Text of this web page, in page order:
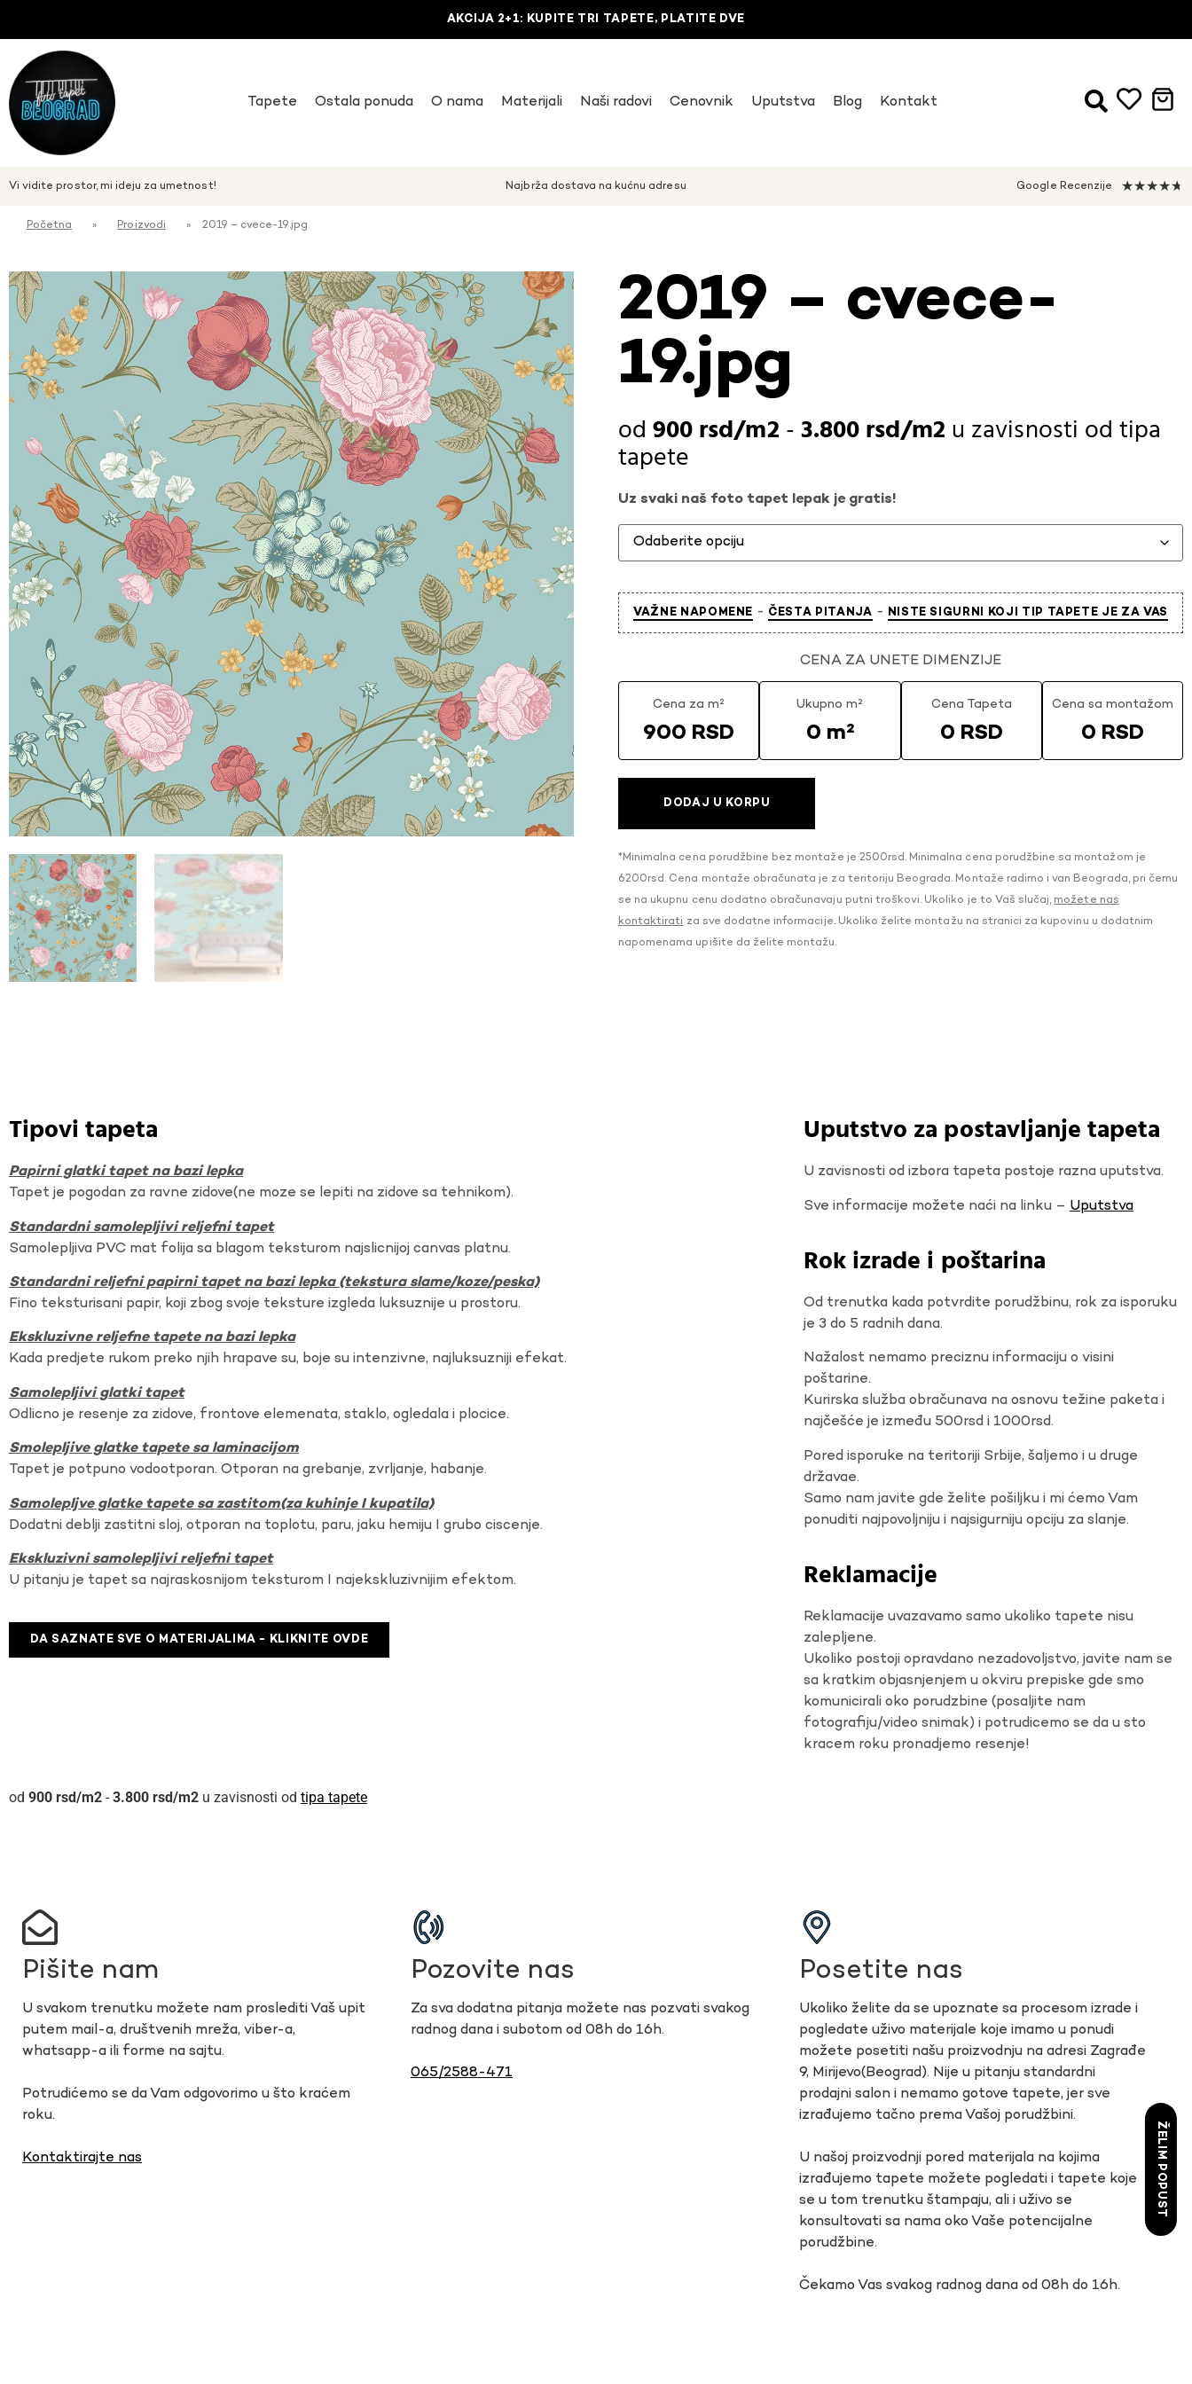
AKCIJA 2+1: KUPITE TRI TAPETE, PLATITE DVE
Tapete Ostala ponuda O nama Materijali Naši radovi Cenovnik Uputstva Blog Kontakt
Vi vidite prostor, mi ideju za umetnost! Najbrža dostava na kućnu adresu Google Recenzije ★★★★★
Početna » Proizvodi » 2019 – cvece-19.jpg
2019 – cvece-
19.jpg
900rsd -3.800rsd u zavisnosti od tipa
tapete
Uz svaki naš foto tapet lepak je gratis!
VAŽNE NAPOMENE - ČESTA PITANJA - NISTE SIGURNI KOJI TIP TAPETE JE ZA VAS
CENA ZA UNETE DIMENZIJE
Cena za m²
900 RSD
Ukupno m²
0 m²
Cena Tapeta
0 RSD
Cena sa montažom
0 RSD
DODAJ U KORPU
*Minimalna cena porudžbine bez montaže je 2500rsd. Minimalna cena porudžbine sa montažom je
6200rsd. Cena montaže obračunata je za teritoriju Beograda. Montaže radimo i van Beograda, pri čemu
se na ukupnu cenu dodatno obračunavaju putni troškovi. Ukoliko je to Vaš slučaj, možete nas
kontaktirati za sve dodatne informacije. Ukoliko želite montažu na stranici za kupovinu u dodatnim
napomenama upišite da želite montažu.
Tipovi tapeta
Papirni glatki tapet na bazi lepka
Tapet je pogodan za ravne zidove(ne moze se lepiti na zidove sa tehnikom).
Standardni samolepljivi reljefni tapet
Samolepljiva PVC mat folija sa blagom teksturom najslicnijoj canvas platnu.
Standardni reljefni papirni tapet na bazi lepka (tekstura slame/koze/peska)
Fino teksturisani papir, koji zbog svoje teksture izgleda luksuznije u prostoru.
Ekskluzivne reljefne tapete na bazi lepka
Kada predjete rukom preko njih hrapave su, boje su intenzivne, najluksuzniji efekat.
Samolepljivi glatki tapet
Odlicno je resenje za zidove, frontove elemenata, staklo, ogledala i plocice.
Smolepljive glatke tapete sa laminacijom
Tapet je potpuno vodootporan. Otporan na grebanje, zvrljanje, habanje.
Samolepljve glatke tapete sa zastitom(za kuhinje I kupatila)
Dodatni deblji zastitni sloj, otporan na toplotu, paru, jaku hemiju I grubo ciscenje.
Ekskluzivni samolepljivi reljefni tapet
U pitanju je tapet sa najraskosnijom teksturom I najekskluzivnijim efektom.
DA SAZNATE SVE O MATERIJALIMA - KLIKNITE OVDE
Uputstvo za postavljanje tapeta
U zavisnosti od izbora tapeta postoje razna uputstva.
Sve informacije možete naći na linku – Uputstva
Rok izrade i poštarina
Od trenutka kada potvrdite porudžbinu, rok za isporuku
je 3 do 5 radnih dana.
Nažalost nemamo preciznu informaciju o visini
poštarine.
Kurirska služba obračunava na osnovu težine paketa i
najčešće je između 500rsd i 1000rsd.
Pored isporuke na teritoriji Srbije, šaljemo i u druge
državae.
Samo nam javite gde želite pošiljku i mi ćemo Vam
ponuditi najpovoljniju i najsigurniju opciju za slanje.
Reklamacije
Reklamacije uvazavamo samo ukoliko tapete nisu
zalepljene.
Ukoliko postoji opravdano nezadovoljstvo, javite nam se
sa kratkim objasnjenjem u okviru prepiske gde smo
komunicirali oko porudzbine (posaljite nam
fotografiju/video snimak) i potrudicemo se da u sto
kracem roku pronadjemo resenje!
900 rsd - 3.800 rsd u zavisnosti od tipa tapete
Pišite nam
U svakom trenutku možete nam proslediti Vaš upit
putem mail-a, društvenih mreža, viber-a,
whatsapp-a ili forme na sajtu.
Potrudićemo se da Vam odgovorimo u što kraćem
roku.
Kontaktirajte nas
Pozovite nas
Za sva dodatna pitanja možete nas pozvati svakog
radnog dana i subotom od 08h do 16h.
065/2588-471
Posetite nas
Ukoliko želite da se upoznate sa procesom izrade i
pogledate uživo materijale koje imamo u ponudi
možete posetiti našu proizvodnju na adresi Zagrađe
9, Mirijevo(Beograd). Nije u pitanju standardni
prodajni salon i nemamo gotove tapete, jer sve
izrađujemo tačno prema Vašoj porudžbini.
U našoj proizvodnji pored materijala na kojima
izrađujemo tapete možete pogledati i tapete koje
se u tom trenutku štampaju, ali i uživo se
konsultovati sa nama oko Vaše potencijalne
porudžbine.
Čekamo Vas svakog radnog dana od 08h do 16h.
ŽELIM POPUST